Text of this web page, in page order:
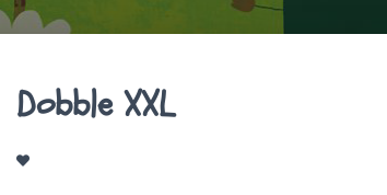
Dobble XXL